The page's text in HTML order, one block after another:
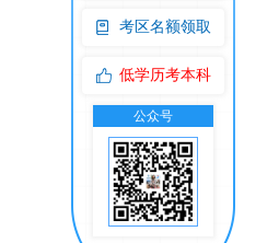
考区名额领取
低学历考本科
公众号